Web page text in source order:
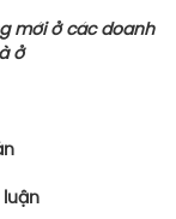
mới ở các doanh
ở
luận